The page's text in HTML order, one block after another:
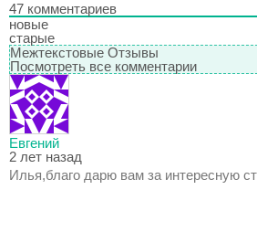
47 комментариев
новые
старые
Межтекстовые Отзывы
Посмотреть все комментарии
Евгений
2 лет назад
Илья,благо дарю вам за интересную